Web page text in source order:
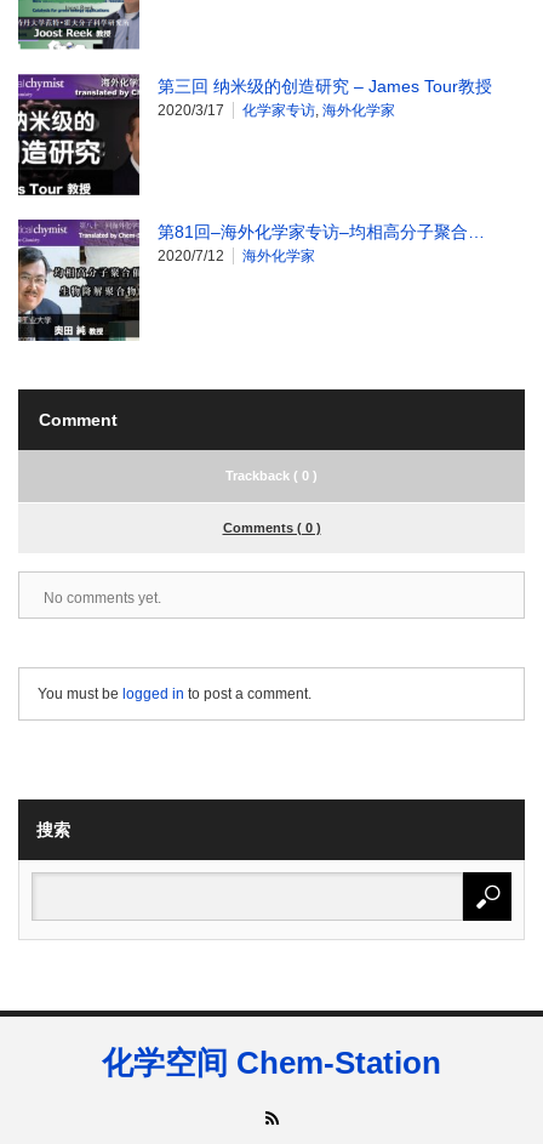
第三回 纳米级的创造研究 – James Tour教授
2020/3/17 化学家专访 海外化学家
第81回–海外化学家专访–均相高分子聚合…
2020/7/12 海外化学家
Comment
Trackback ( 0 )
Comments ( 0 )
No comments yet.
You must be logged in to post a comment.
搜索
化学空间 Chem-Station